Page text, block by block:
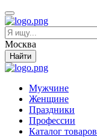
Москва
Найти
Мужчине
Женщине
Праздники
Профессии
Каталог товаров